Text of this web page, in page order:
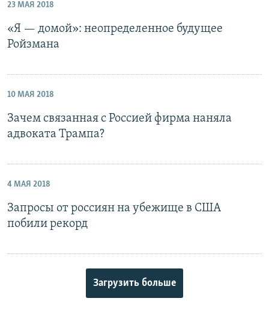
23 МАЯ 2018
«Я — домой»: неопределенное будущее
Ройзмана
10 МАЯ 2018
Зачем связанная с Россией фирма наняла
адвоката Трампа?
4 МАЯ 2018
Запросы от россиян на убежище в США
побили рекорд
Загрузить больше